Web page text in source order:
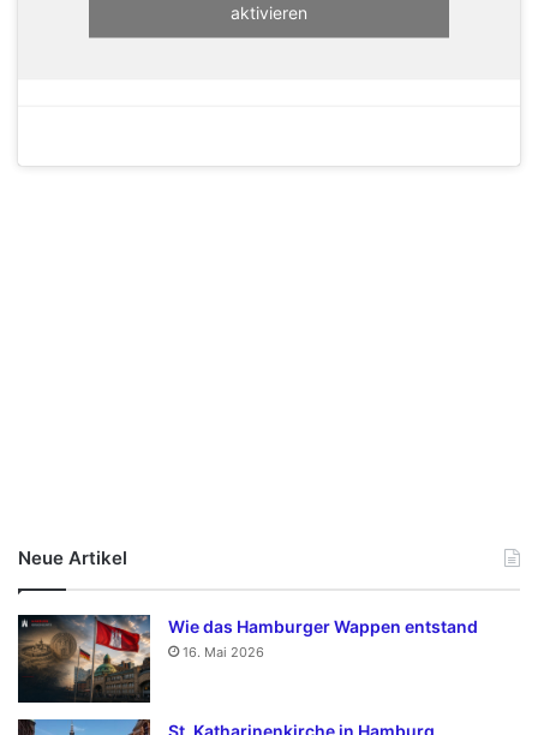
aktivieren
Neue Artikel
Wie das Hamburger Wappen entstand
16. Mai 2026
St. Katharinenkirche in Hamburg